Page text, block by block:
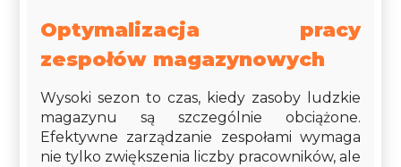
Optymalizacja pracy
zespołów magazynowych
Wysoki sezon to czas, kiedy zasoby ludzkie
magazynu są szczególnie obciążone.
Efektywne zarządzanie zespołami wymaga
nie tylko zwiększenia liczby pracowników, ale